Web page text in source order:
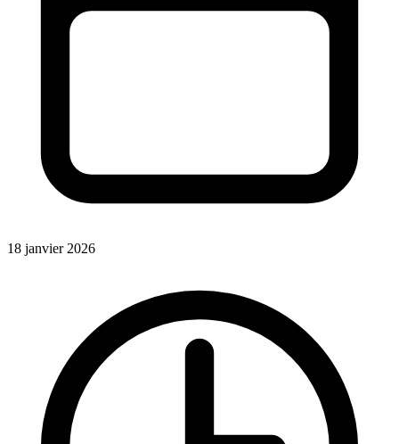
18 janvier 2026